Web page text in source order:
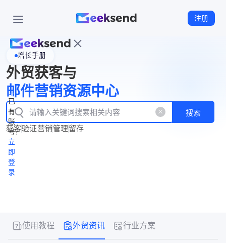
注册
页
WhatsApp
企业号
New
产
品
功
能
产
品
价
格
资
源
中
心
立
即
注
册
已
有
账
号？
立
即
登
录
增长手册
外贸获客与
邮件营销资源中心
搜索
获客验证营销管理留存
使用教程 外贸资讯 行业方案